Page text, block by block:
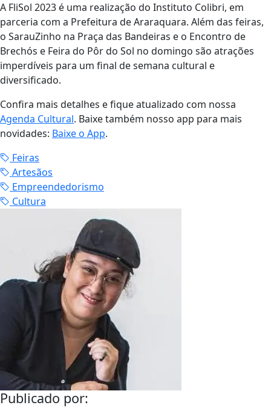
A FliSol 2023 é uma realização do Instituto Colibri, em
parceria com a Prefeitura de Araraquara. Além das feiras,
o SarauZinho na Praça das Bandeiras e o Encontro de
Brechós e Feira do Pôr do Sol no domingo são atrações
imperdíveis para um final de semana cultural e
diversificado.
Confira mais detalhes e fique atualizado com nossa
Agenda Cultural. Baixe também nosso app para mais
novidades: Baixe o App.
Feiras
Artesãos
Empreendedorismo
Cultura
Publicado por: